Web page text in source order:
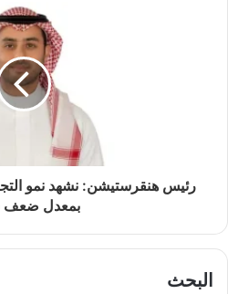
رئيس هنقرستيشن: نشهد نمو
بمعدل ضعف
البحث